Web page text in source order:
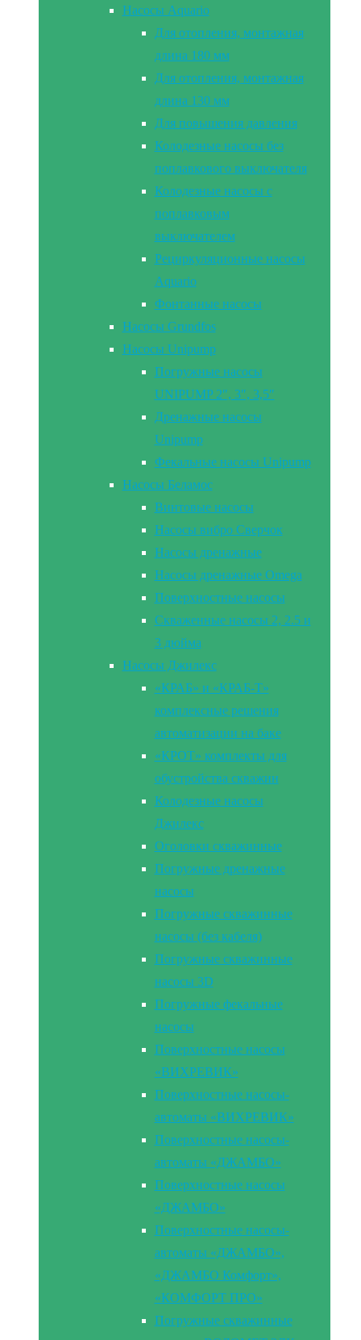
Насосы Aquario
Для отопления, монтажная
длина 180 мм
Для отопления, монтажная
длина 130 мм
Для повышения давления
Колодезные насосы без
поплавкового выключателя
Колодезные насосы с
поплавковым
выключателем
Рециркуляционные насосы
Aquario
Фонтанные насосы
Насосы Grundfos
Насосы Unipump
Погружные насосы
UNIPUMP 2″, 3″, 3,5″
Дренажные насосы
Unipump
Фекальные насосы Unipump
Насосы Беламос
Винтовые насосы
Насосы вибро Сверчок
Насосы дренажные
Насосы дренажные Omega
Поверхностные насосы
Скваженные насосы 2, 2.5 и
3 дюйма
Насосы Джилекс
«КРАБ» и «КРАБ-Т»
комплексные решения
автоматизации на баке
«КРОТ» комплекты для
обустройства скважин
Колодезные насосы
Джилекс
Оголовки скважинные
Погружные дренажные
насосы
Погружные скважинные
насосы (без кабеля)
Погружные скважинные
насосы 3D
Погружные фекальные
насосы
Поверхностные насосы
«ВИХРЕВИК»
Поверхностные насосы-
автоматы «ВИХРЕВИК»
Поверхностные насосы-
автоматы «ДЖАМБО»
Поверхностные насосы
«ДЖАМБО»
Поверхностные насосы-
автоматы «ДЖАМБО»,
«ДЖАМБО Комфорт»,
«КОМФОРТ ПРО»
Погружные скважинные